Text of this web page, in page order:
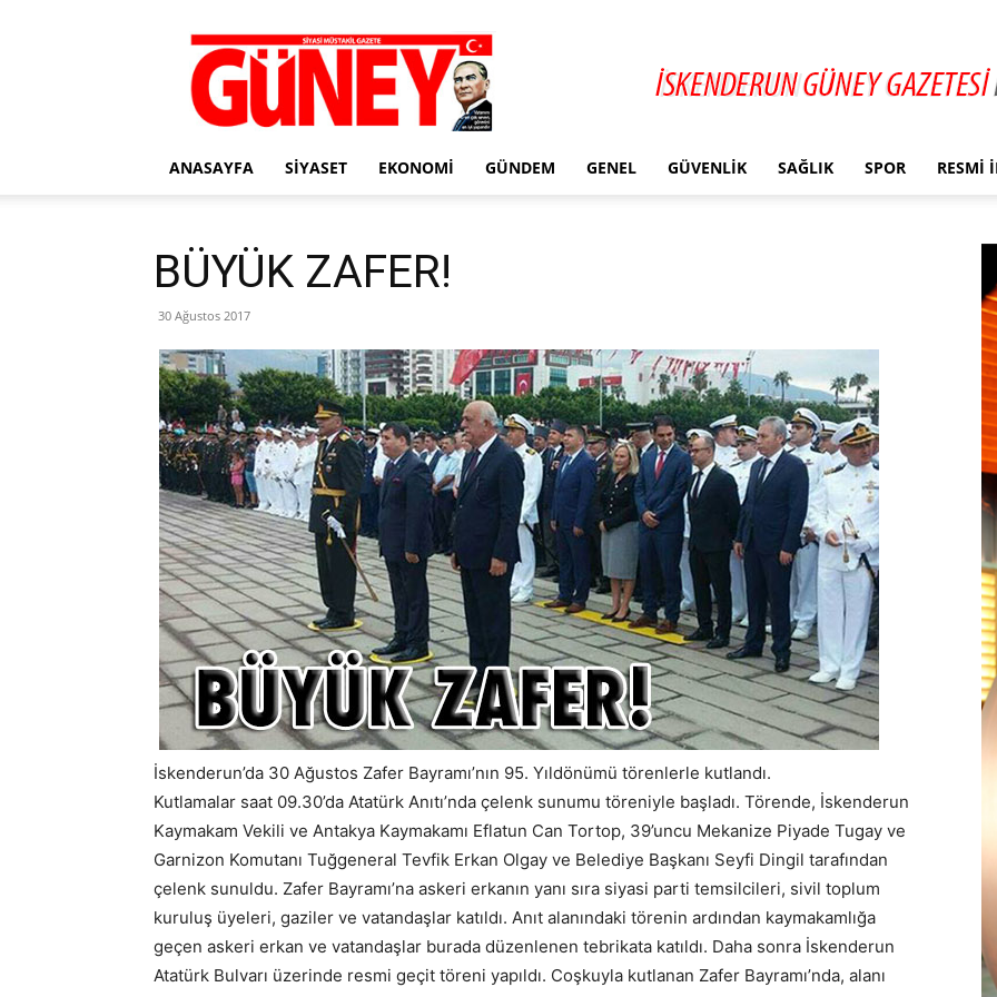
Gazete
Güney
ANASAYFA SIYASET EKONOMI GÜNDEM GENEL GÜVENLIK SAĞLIK SPOR RESMI
BÜYÜK ZAFER!
30 Ağustos 2017
İskenderun’da 30 Ağustos Zafer Bayramı’nın 95. Yıldönümü törenlerle kutlandı.
Kutlamalar saat 09.30’da Atatürk Anıtı’nda çelenk sunumu töreniyle başladı. Törende, İskenderun
Kaymakam Vekili ve Antakya Kaymakamı Eflatun Can Tortop, 39’uncu Mekanize Piyade Tugay ve
Garnizon Komutanı Tuğgeneral Tevfik Erkan Olgay ve Belediye Başkanı Seyfi Dingil tarafından
çelenk sunuldu. Zafer Bayramı’na askeri erkanın yanı sıra siyasi parti temsilcileri, sivil toplum
kuruluş üyeleri, gaziler ve vatandaşlar katıldı. Anıt alanındaki törenin ardından kaymakamlığa
geçen askeri erkan ve vatandaşlar burada düzenlenen tebrikata katıldı. Daha sonra İskenderun
Atatürk Bulvarı üzerinde resmi geçit töreni yapıldı. Coşkuyla kutlanan Zafer Bayramı’nda, alanı